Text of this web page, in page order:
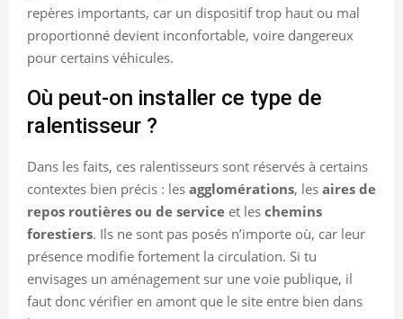
repères importants, car un dispositif trop haut ou mal
proportionné devient inconfortable, voire dangereux
pour certains véhicules.
Où peut-on installer ce type de
ralentisseur ?
Dans les faits, ces ralentisseurs sont réservés à certains
contextes bien précis : les agglomérations, les aires de
repos routières ou de service et les chemins
forestiers. Ils ne sont pas posés n’importe où, car leur
présence modifie fortement la circulation. Si tu
envisages un aménagement sur une voie publique, il
faut donc vérifier en amont que le site entre bien dans